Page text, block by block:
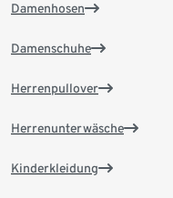
Damenhosen
Damenschuhe
Herrenpullover
Herrenunterwäsche
Kinderkleidung